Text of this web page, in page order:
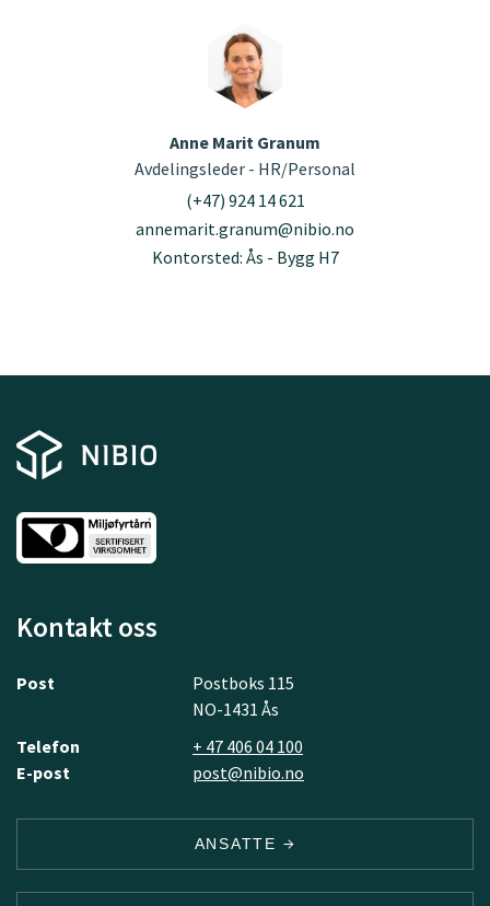
Anne Marit Granum
Avdelingsleder - HR/Personal
(+47) 924 14 621
annemarit.granum@nibio.no
Kontorsted: Ås - Bygg H7
Kontakt oss
Post
Postboks 115
NO-1431 Ås
Telefon
+ 47 406 04 100
E-post
post@nibio.no
ANSATTE